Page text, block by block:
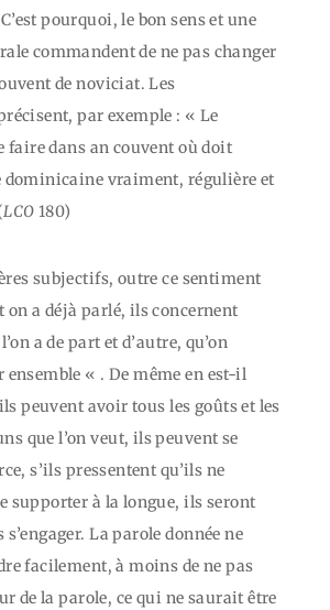
pourquoi, le bon sens et une
commandent de ne pas changer
de noviciat. Les
par exemple : « Le
faire dans an couvent où doit
dominicaine vraiment, régulière et
LCO 180)
subjectifs, outre ce sentiment
on a déjà parlé, ils concernent
a de part et d’autre, qu’on
« . De même en est-il
peuvent avoir tous les goûts et les
que l’on veut, ils peuvent se
s’ils pressentent qu’ils ne
supporter à la longue, ils seront
s’engager. La parole donnée ne
facilement, à moins de ne pas
de la parole, ce qui ne saurait être